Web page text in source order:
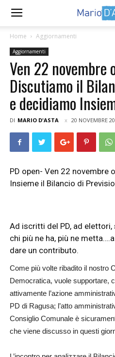
Home Aggiornamenti
Aggiornamenti
Ven 22 novembre
Discutiamo il
e decidiamo
DI MARIO D'ASTA 20 NOVEMBRE
PD open- Ven 22 novembre
Insieme il Bilancio di
Ad iscritti del PD, ad
chi più ne ha, più ne
dare un contributo.
Come più volte ribadito il nostro
Democratica, vuole supportare,
attivamente l’azione
PD di Ragusa; l’atto
Consiglio Comunale è
che viene discusso in questi